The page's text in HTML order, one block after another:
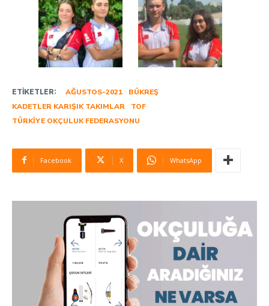
ETIKETLER: AĞUSTOS-2021
BÜKREŞ
KADETLER KARIŞIK TAKIMLAR
TOF
TÜRKIYE OKÇULUK FEDERASYONU
Facebook X WhatsApp